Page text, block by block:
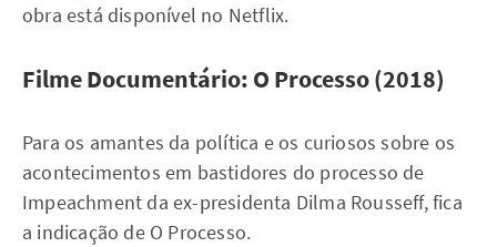
obra está disponível no Netflix.
Filme Documentário: O Processo (2018)
Para os amantes da política e os curiosos sobre os
acontecimentos em bastidores do processo de
Impeachment da ex-presidenta Dilma Rousseff, fica
a indicação de O Processo.